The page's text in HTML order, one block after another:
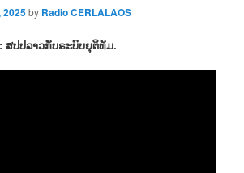
2025by Radio CERLALAOS
ສປປລາວກັບຣະບົບຍຸຕິທັມ.